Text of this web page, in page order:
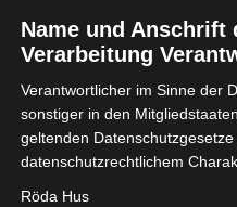
Die Wände
wurden vor
einmal
gestrichen,
in
Name und Anschrift
Verarbeitung
Verantwortlicher im Sinne der
sonstiger in den
geltenden
datenschutzrechtlichem
Röda Hus